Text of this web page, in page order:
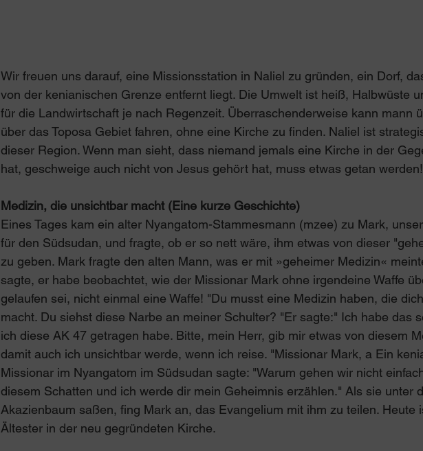
Wir freuen uns darauf, eine Missionsstation in Naliel zu gründen, ein Dorf,
von der kenianischen Grenze entfernt liegt. Die Umwelt ist heiß, Halbwüste
für die Landwirtschaft je nach Regenzeit. Überraschenderweise kann mann
über das Toposa Gebiet fahren, ohne eine Kirche zu finden. Naliel ist
dieser Region. Wenn man sieht, dass niemand jemals eine Kirche in der
hat, geschweige auch nicht von Jesus gehört hat, muss etwas getan werden!
Medizin, die unsichtbar macht (Eine kurze Geschichte)
Eines Tages kam ein alter Nyangatom-Stammesmann (mzee) zu Mark,
für den Südsudan, und fragte, ob er so nett wäre, ihm etwas von dieser
zu geben. Mark fragte den alten Mann, was er mit »geheimer Medizin«
sagte, er habe beobachtet, wie der Missionar Mark ohne irgendeine Waffe
gelaufen sei, nicht einmal eine Waffe! "Du musst eine Medizin haben, die
macht. Du siehst diese Narbe an meiner Schulter? "Er sagte:" Ich habe das
ich diese AK 47 getragen habe. Bitte, mein Herr, gib mir etwas von diesem
damit auch ich unsichtbar werde, wenn ich reise. "Missionar Mark, a Ein
Missionar im Nyangatom im Südsudan sagte: "Warum gehen wir nicht
diesem Schatten und ich werde dir mein Geheimnis erzählen." Als sie unter
Akazienbaum saßen, fing Mark an, das Evangelium mit ihm zu teilen. Heute
Ältester in der neu gegründeten Kirche.